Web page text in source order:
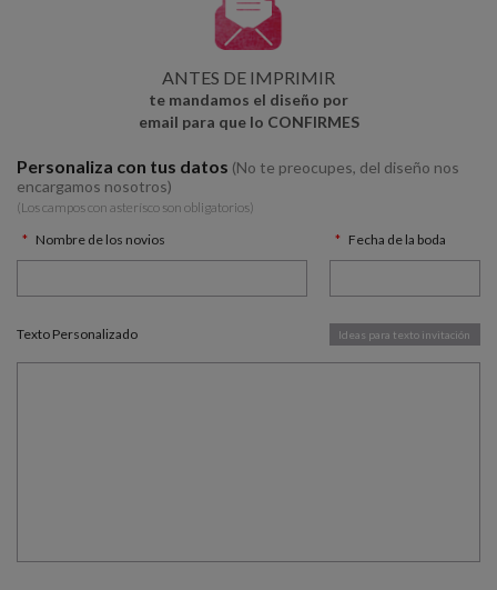
ANTES DE IMPRIMIR
te mandamos el diseño por
email para que lo CONFIRMES
Personaliza con tus datos (No te preocupes, del diseño nos
encargamos nosotros)
(Los campos con asterísco son obligatorios)
Nombre de los novios
Fecha de la boda
Texto Personalizado Ideas para texto invitación